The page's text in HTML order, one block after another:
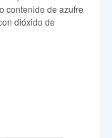
contenido de azufre
dióxido de